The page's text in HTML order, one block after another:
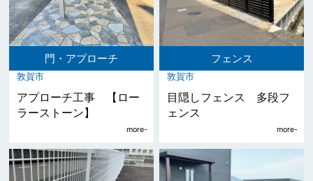
門・アプローチ
敦賀市
アプローチ工事 【ロー
ラーストーン】
フェンス
敦賀市
目隠しフェンス 多段フ
ェンス